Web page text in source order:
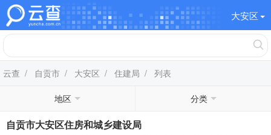
大安区
云查 / 自贡市 / 大安区 / 住建局 / 列表
地区 分类
自贡市大安区住房和城乡建设局